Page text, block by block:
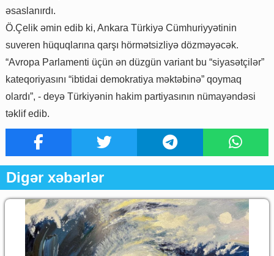
əsaslanırdı.
Ö.Çelik əmin edib ki, Ankara Türkiyə Cümhuriyyətinin
suveren hüquqlarına qarşı hörmətsizliyə dözməyəcək.
“Avropa Parlamenti üçün ən düzgün variant bu “siyasətçilər”
kateqoriyasını “ibtidai demokratiya məktəbinə” qoymaq
olardı”, - deyə Türkiyənin hakim partiyasının nümayəndəsi
təklif edib.
Digər xəbərlər